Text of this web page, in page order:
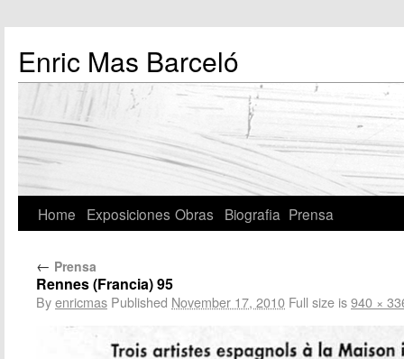
Enric Mas Barceló
Home Exposiciones Obras Biografia Prensa
← Prensa
Rennes (Francia) 95
Byenricmas Published November 17, 2010 Full size is940 ×